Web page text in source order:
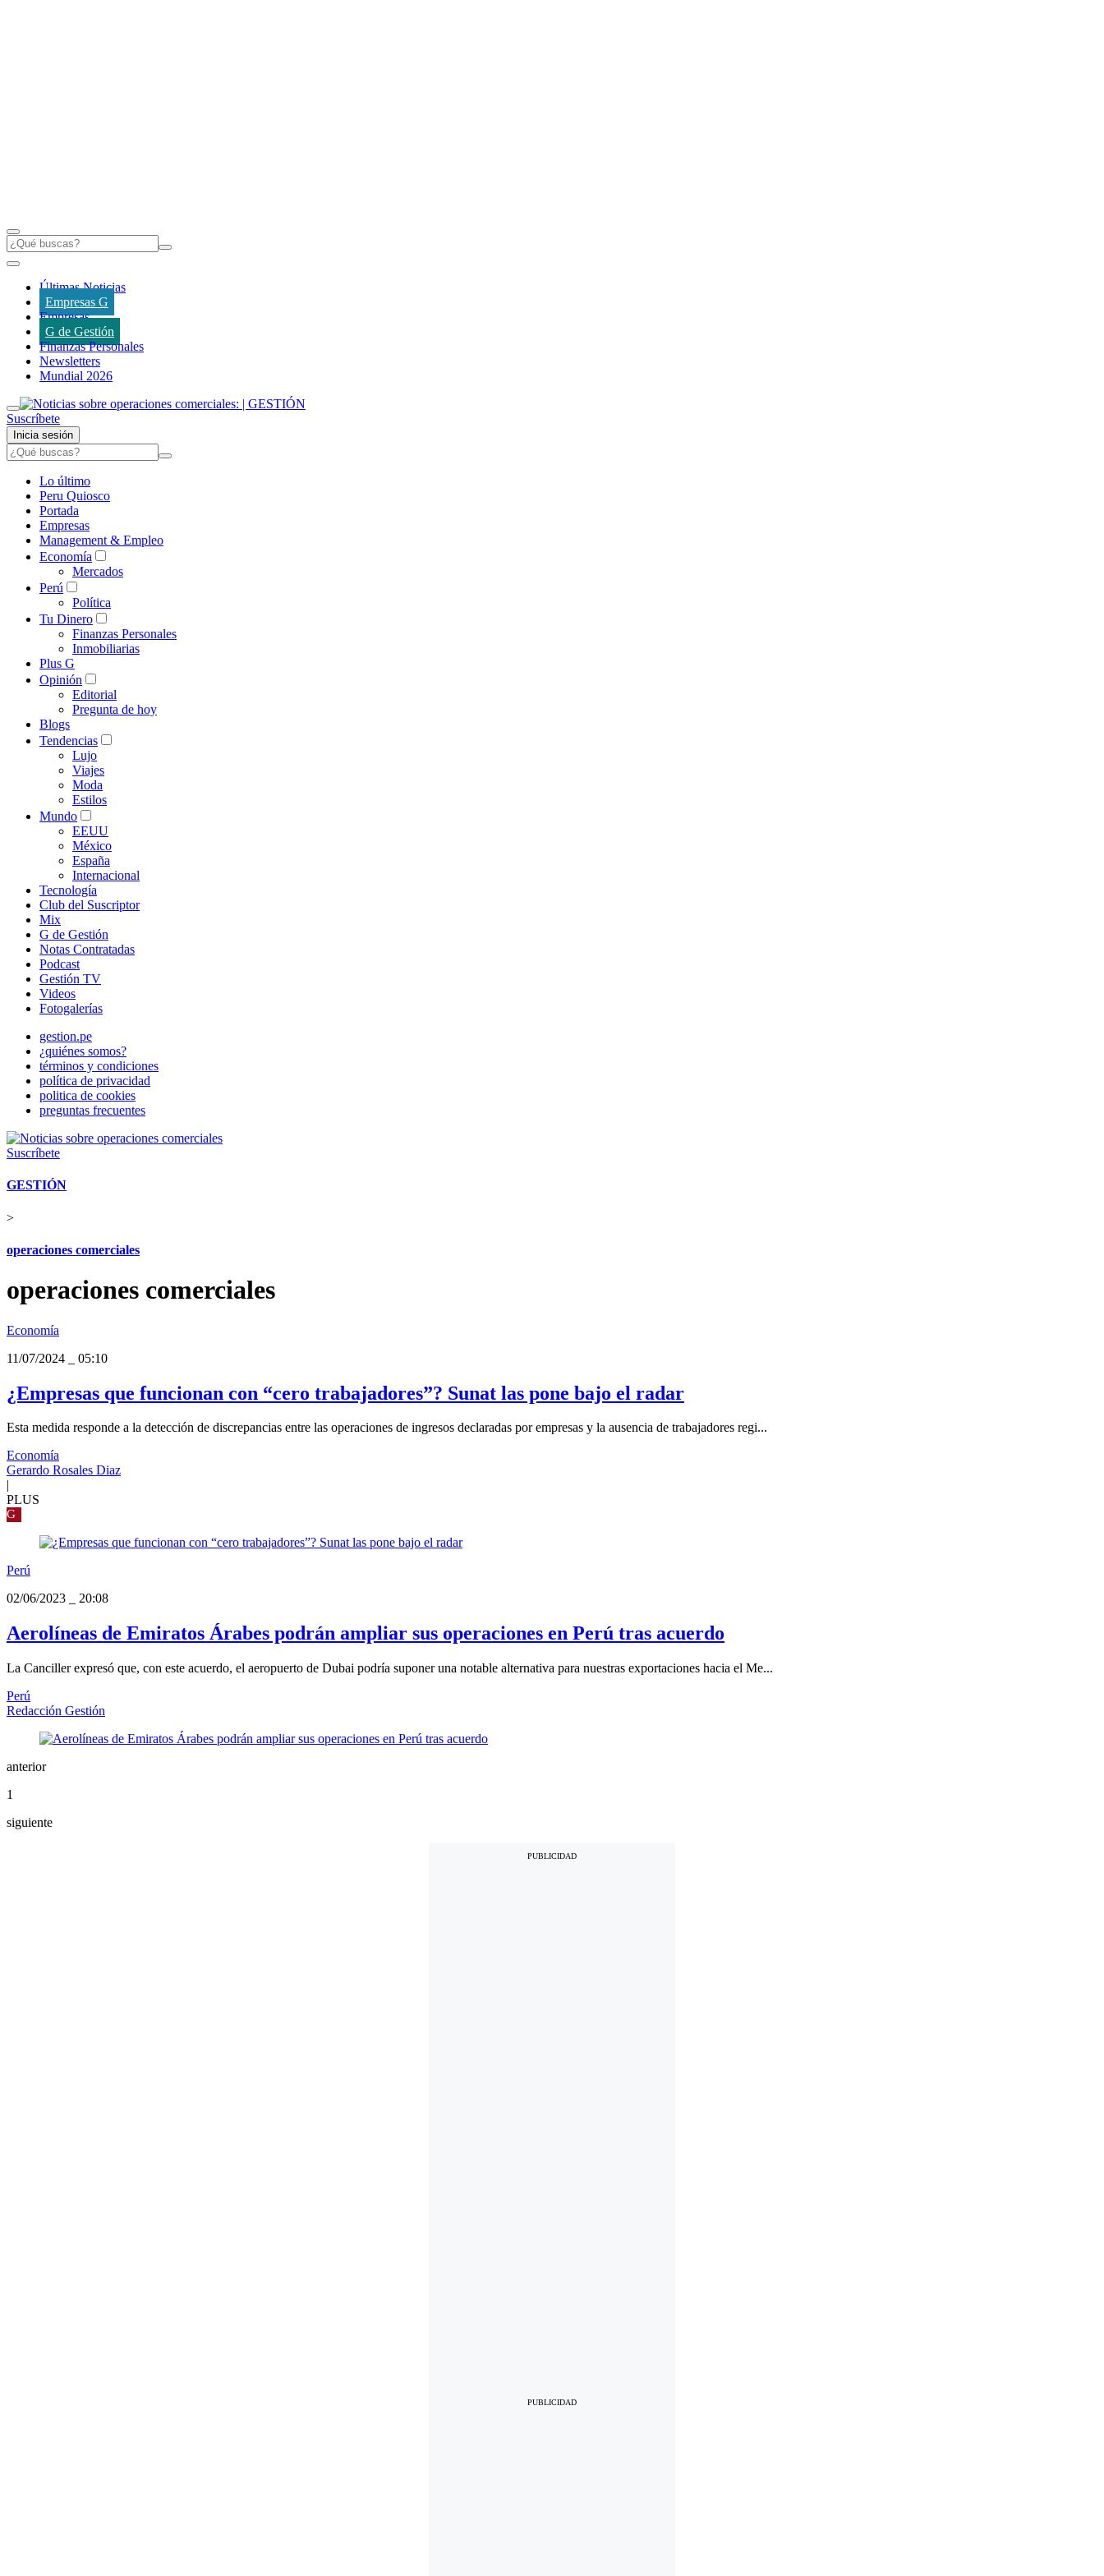
Últimas Noticias
Empresas G
Empresas
G de Gestión
Finanzas Personales
Newsletters
Mundial 2026
Suscríbete
Inicia sesión
Lo último
Peru Quiosco
Portada
Empresas
Management & Empleo
Economía
Mercados
Perú
Política
Tu Dinero
Finanzas Personales
Inmobiliarias
Plus G
Opinión
Editorial
Pregunta de hoy
Blogs
Tendencias
Lujo
Viajes
Moda
Estilos
Mundo
EEUU
México
España
Internacional
Tecnología
Club del Suscriptor
Mix
G de Gestión
Notas Contratadas
Podcast
Gestión TV
Videos
Fotogalerías
gestion.pe
¿quiénes somos?
términos y condiciones
política de privacidad
politica de cookies
preguntas frecuentes
Suscríbete
GESTIÓN
>
operaciones comerciales
operaciones comerciales
Economía
11/07/2024
05:10
¿Empresas que funcionan con “cero trabajadores”? Sunat las pone bajo el radar
Esta medida responde a la detección de discrepancias entre las operaciones de ingresos declaradas por empresas y la ausencia de trabajadores regi...
Economía
Gerardo Rosales Diaz
PLUS
G
Perú
02/06/2023
20:08
Aerolíneas de Emiratos Árabes podrán ampliar sus operaciones en Perú tras acuerdo
La Canciller expresó que, con este acuerdo, el aeropuerto de Dubai podría suponer una notable alternativa para nuestras exportaciones hacia el Me...
Perú
Redacción Gestión
anterior
1
siguiente